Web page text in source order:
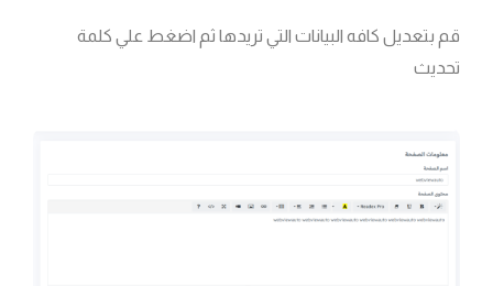
قم بتعديل كافه البيانات التي تريدها ثم اضغط علي كلمة
تحديث